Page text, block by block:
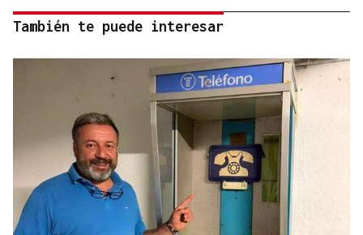
También te puede interesar